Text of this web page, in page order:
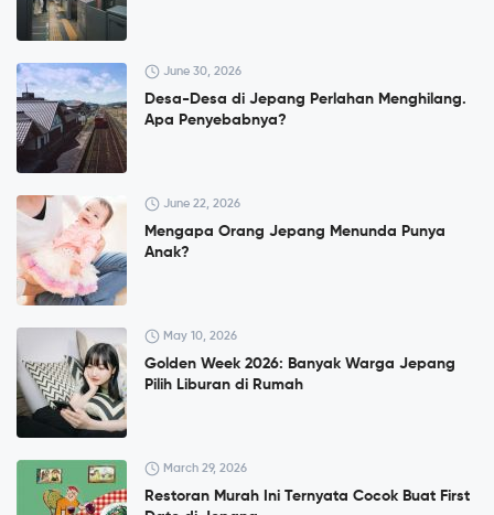
June 30, 2026
Desa-Desa di Jepang Perlahan Menghilang.
Apa Penyebabnya?
June 22, 2026
Mengapa Orang Jepang Menunda Punya
Anak?
May 10, 2026
Golden Week 2026: Banyak Warga Jepang
Pilih Liburan di Rumah
March 29, 2026
Restoran Murah Ini Ternyata Cocok Buat First